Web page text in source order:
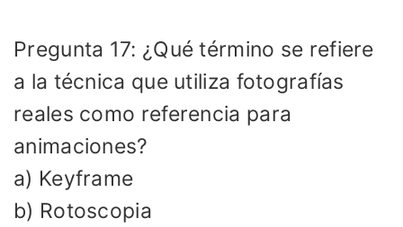
Pregunta 17: ¿Qué término se refiere
a la técnica que utiliza fotografías
reales como referencia para
animaciones?
a) Keyframe
b) Rotoscopia